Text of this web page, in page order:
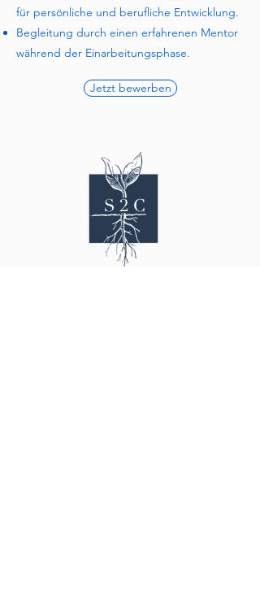
für persönliche und berufliche Entwicklung.
Begleitung durch einen erfahrenen Mentor
während der Einarbeitungsphase.
Jetzt bewerben